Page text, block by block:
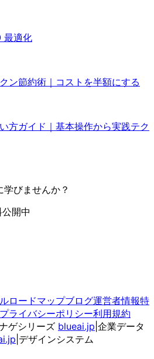
最適化
ン節約術｜コストを半額にする
方ガイド｜基本操作から実践テク
びませんか？
開中
ロードマップブログ運営者情報特
プライバシーポリシー利用規約
ゲシリーズ blueai.jp 企業データ
デザインシステム